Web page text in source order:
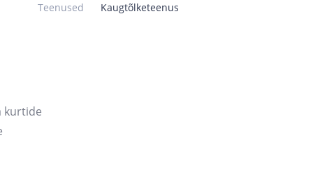
Teenused Kaugtõlketeenus
kurtide